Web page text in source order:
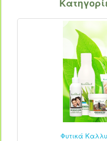
Φυτικά